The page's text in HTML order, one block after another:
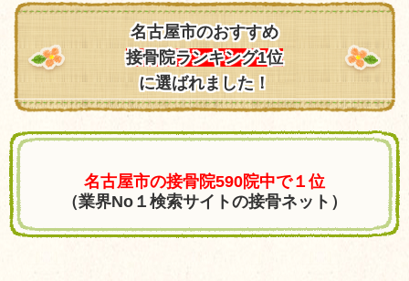
名古屋市のおすすめ
接骨院ランキング1位
に選ばれました！
名古屋市の接骨院590院中で１位
（業界No１検索サイトの接骨ネット）